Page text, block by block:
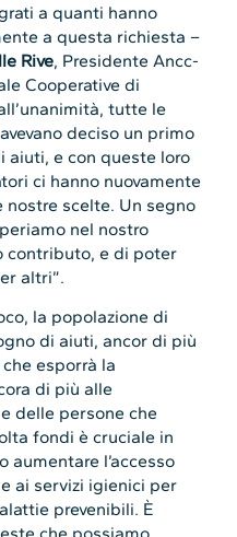
a quanti hanno
a questa richiesta –
Rive, Presidente Ancc-
Cooperative di
tutte le
deciso un primo
aiuti, e con queste loro
ci hanno nuovamente
scelte. Un segno
nel nostro
contributo, e di poter
altri”.
la popolazione di
di aiuti, ancor di più
che esporrà la
di più alle
delle persone che
fondi è cruciale in
l’accesso
ai servizi igienici per
prevenibili. È